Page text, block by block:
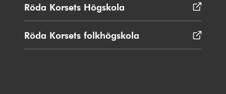
Röda Korsets Högskola
i
nytt
fönster
Röda Korsets folkhögskola
i